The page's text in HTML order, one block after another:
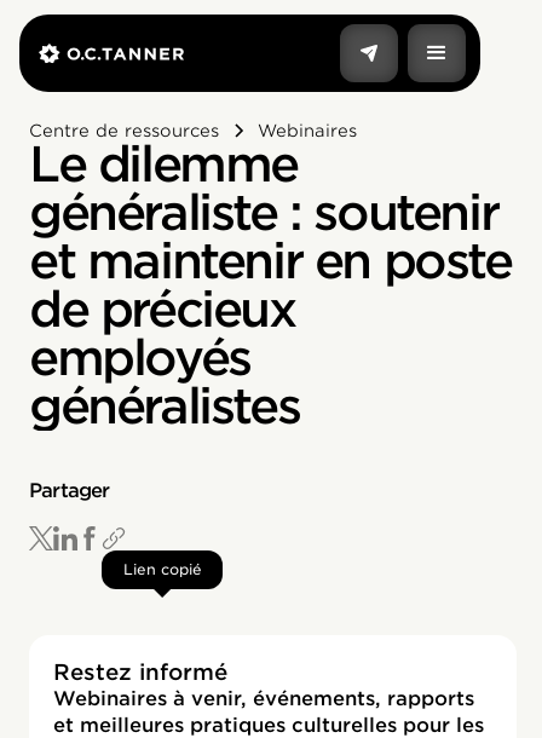
Centre de ressources Webinaires
Le dilemme
généraliste : soutenir
et maintenir en poste
de précieux
employés
généralistes
Partager
Lien copié
Restez informé
Webinaires à venir, événements, rapports
et meilleures pratiques culturelles pour les